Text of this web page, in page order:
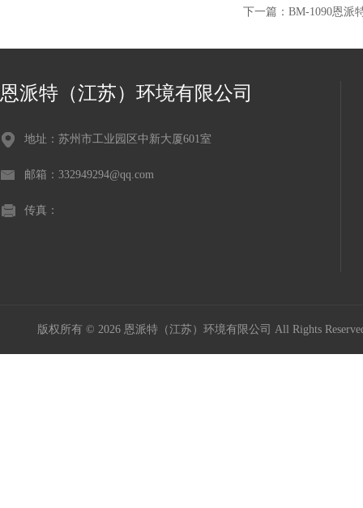
下一篇： BM-1090恩派
恩派特（江苏）环境有限公司
地址：苏州市工业园区中新大厦601室
邮箱：332949294@qq.com
传真：
版权所有 © 2026 恩派特（江苏）环境有限公司 All Rights